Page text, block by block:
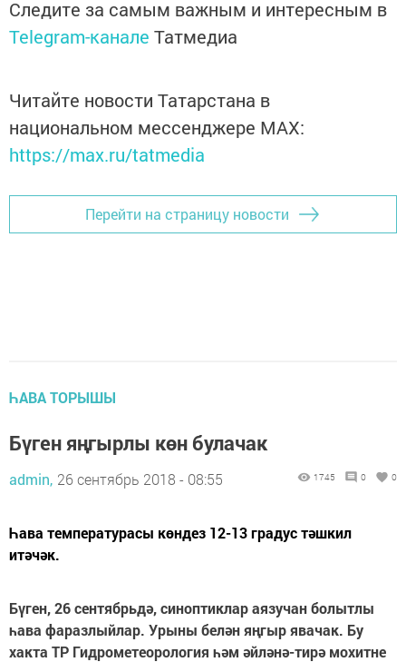
Следите за самым важным и интересным в
Telegram-канале Татмедиа
Читайте новости Татарстана в
национальном мессенджере MАХ:
https://max.ru/tatmedia
Перейти на страницу новости
ҺАВА ТОРЫШЫ
Бүген яңгырлы көн булачак
admin, 26 сентябрь 2018 - 08:55 1745 0 0
Һава температурасы көндез 12-13 градус тәшкил
итәчәк.
Бүген, 26 сентябрьдә, синоптиклар аязучан болытлы
һава фаразлыйлар. Урыны белән яңгыр явачак. Бу
хакта ТР Гидрометеорология һәм әйләнә-тирә мохитне